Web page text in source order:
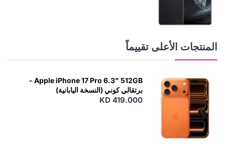
المنتجات الأعلى تقييماً
Apple iPhone 17 Pro 6.3" 512GB -
برتقالي كوني (النسخة اليابانية)
KD 419.000